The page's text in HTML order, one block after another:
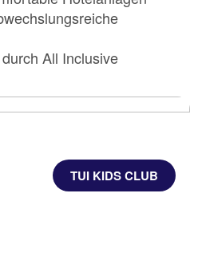
All Inclusive
TUI KIDS CLUB